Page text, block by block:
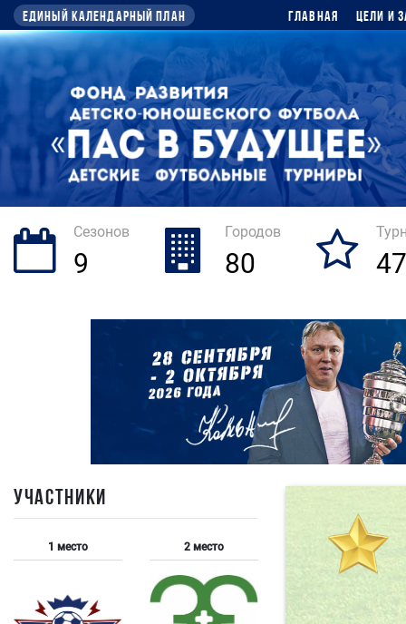
Единый календарный план Главная Цели и
Сезонов
9
Городов
80
УЧАСТНИКИ
1 место 2 место